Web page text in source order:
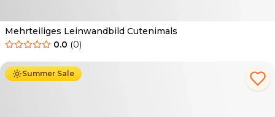
Mehrteiliges Leinwandbild Cutenimals
0.0 (0)
Summer Sale
Ab 44.90 € 25.90